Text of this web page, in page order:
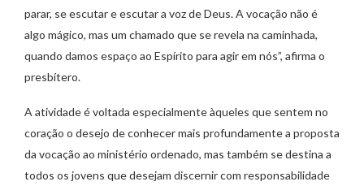
parar, se escutar e escutar a voz de Deus. A vocação não é
algo mágico, mas um chamado que se revela na caminhada,
quando damos espaço ao Espírito para agir em nós”, afirma o
presbítero.
A atividade é voltada especialmente àqueles que sentem no
coração o desejo de conhecer mais profundamente a proposta
da vocação ao ministério ordenado, mas também se destina a
todos os jovens que desejam discernir com responsabilidade